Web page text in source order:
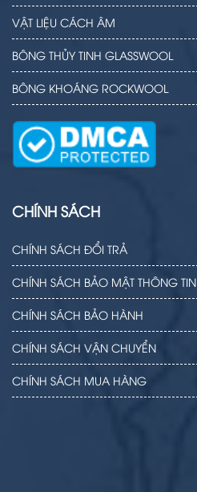
VẬT LIỆU CÁCH ÂM
BÔNG THỦY TINH GLASSWOOL
BÔNG KHOÁNG ROCKWOOL
CHÍNH SÁCH
CHÍNH SÁCH ĐỔI TRẢ
CHÍNH SÁCH BẢO MẬT THÔNG TIN
CHÍNH SÁCH BẢO HÀNH
CHÍNH SÁCH VẬN CHUYỂN
CHÍNH SÁCH MUA HÀNG